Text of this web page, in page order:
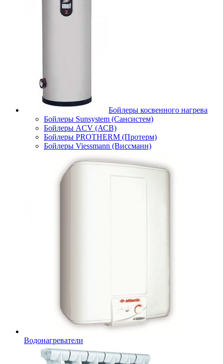
Бойлеры косвенного нагрева
Бойлеры Sunsystem (Сансистем)
Бойлеры ACV (АСВ)
Бойлеры PROTHERM (Протерм)
Бойлеры Viessmann (Виссманн)
Водонагреватели